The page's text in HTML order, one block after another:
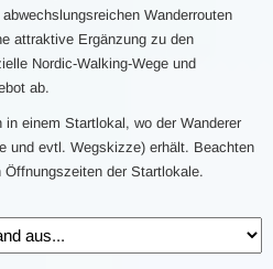
Wanderrouten
attraktive Ergänzung zu den
Nordic-Walking-Wege und
ab.
in einem Startlokal, wo der Wanderer
und evtl. Wegskizze) erhält. Beachten
der Startlokale.